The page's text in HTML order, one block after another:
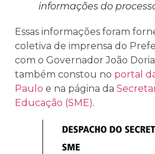
informações do
Essas informações foram
coletiva de imprensa do
com o Governador João
também constou no portal
Paulo e na página da
Educação (SME).